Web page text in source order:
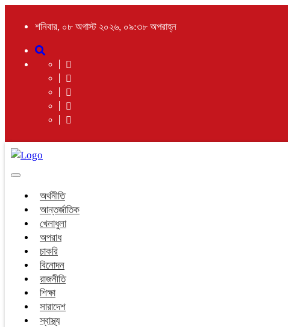
শনিবার, ০৮ অগাস্ট ২০২৬, ০৯:৩৮ অপরাহ্ন
Toggle
অর্থনীতি
আন্তর্জাতিক
খেলাধুলা
অপরাধ
চাকরি
বিনোদন
রাজনীতি
শিক্ষা
সারাদেশ
স্বাস্থ্য